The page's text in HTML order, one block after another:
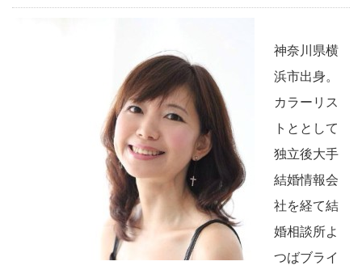
神奈川県横
浜市出身。
カラーリス
トととして
独立後大手
結婚情報会
社を経て結
婚相談所よ
つばブライ